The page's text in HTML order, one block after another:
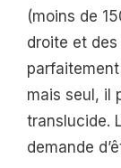
(moins de
droite et
mais seul, il
translucide.
demande